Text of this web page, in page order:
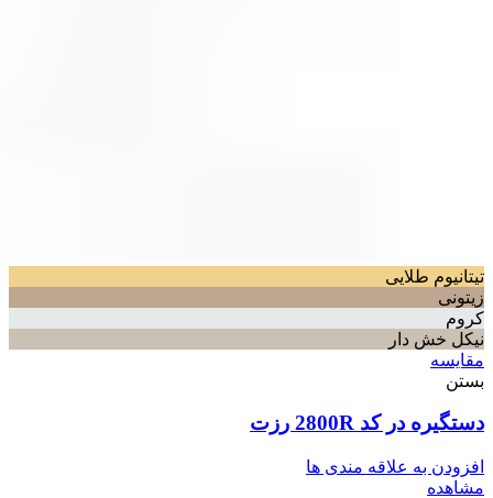
تیتانیوم طلایی
زیتونی
کروم
نیکل خش دار
مقایسه
بستن
دستگیره در کد 2800R رزت
افزودن به علاقه مندی ها
مشاهده